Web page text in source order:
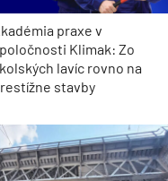
praxe v
Klimak: Zo
lavíc rovno na
stavby